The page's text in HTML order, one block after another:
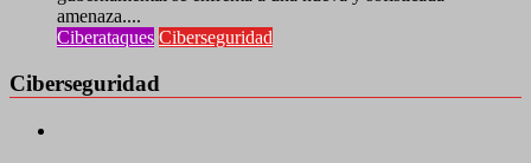
amenaza....
Ciberataques Ciberseguridad
Ciberseguridad